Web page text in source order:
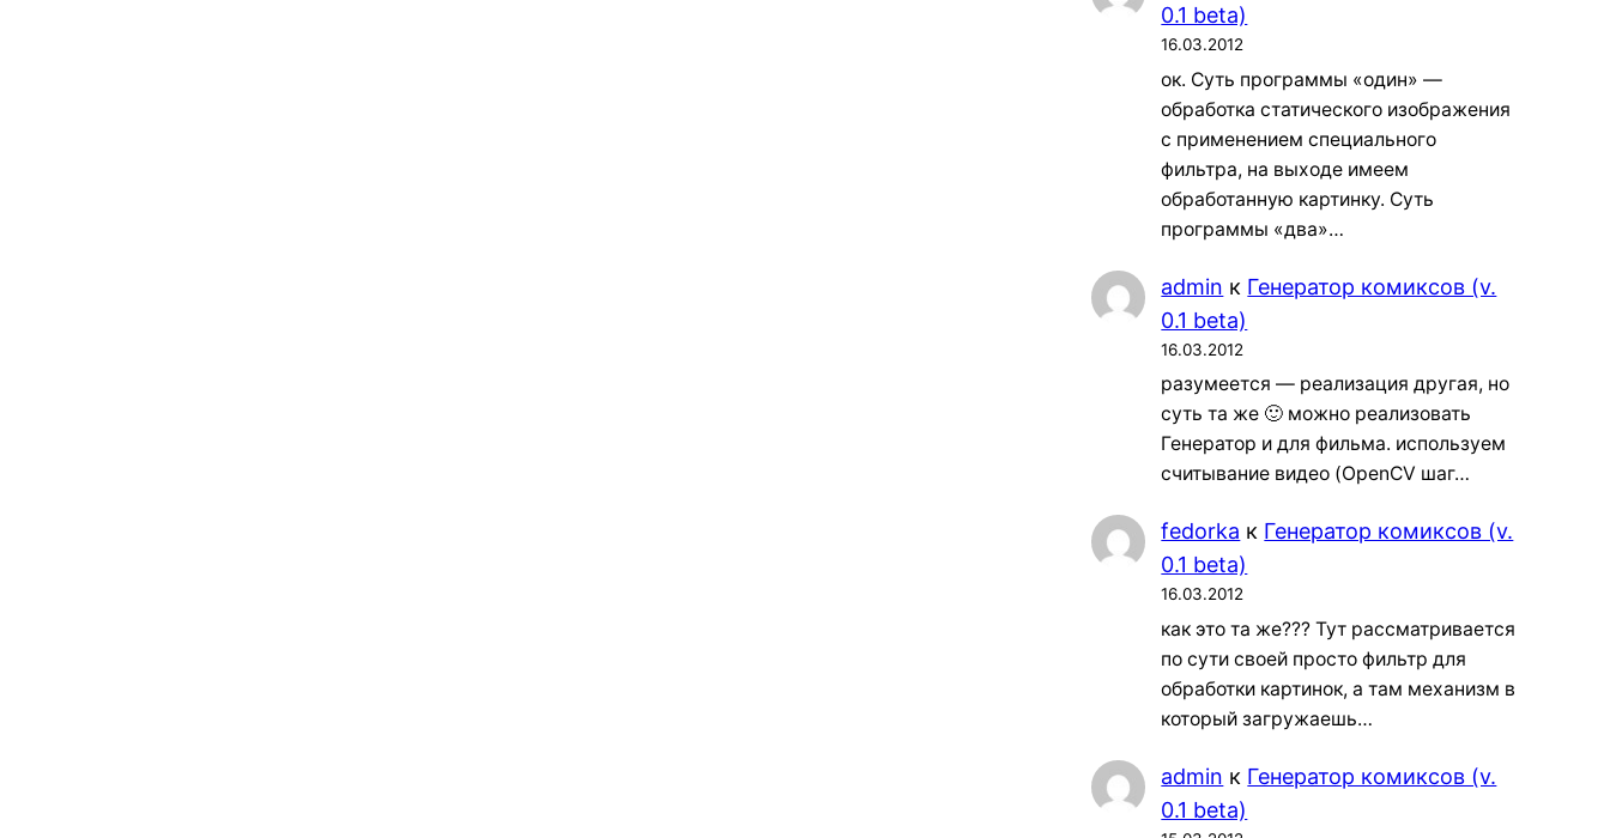
0.1 beta)
16.03.2012
ок. Суть программы «один» —
обработка статического изображения
с применением специального
фильтра, на выходе имеем
обработанную картинку. Суть
программы «два»…
admin к Генератор комиксов (v.
0.1 beta)
16.03.2012
разумеется — реализация другая, но
суть та же 🙂 можно реализовать
Генератор и для фильма. используем
считывание видео (OpenCV шаг…
fedorka к Генератор комиксов (v.
0.1 beta)
16.03.2012
как это та же??? Тут рассматривается
по сути своей просто фильтр для
обработки картинок, а там механизм в
который загружаешь…
admin к Генератор комиксов (v.
0.1 beta)